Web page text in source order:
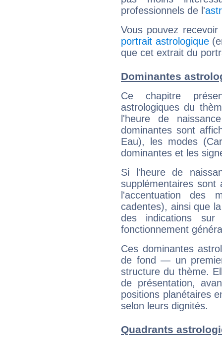
professionnels de l'
Vous pouvez
portrait astrologique
que cet extrait du
Dominantes
Ce chapitre
astrologiques du
l'heure de
dominantes sont
Eau), les modes
dominantes et les
Si l'heure de
supplémentaires sont
l'accentuation des
cadentes), ainsi que
des indications sur
fonctionnement
Ces dominantes
de fond — un
structure du thème.
de présentation,
positions planétaires
selon leurs dignités.
Quadrants